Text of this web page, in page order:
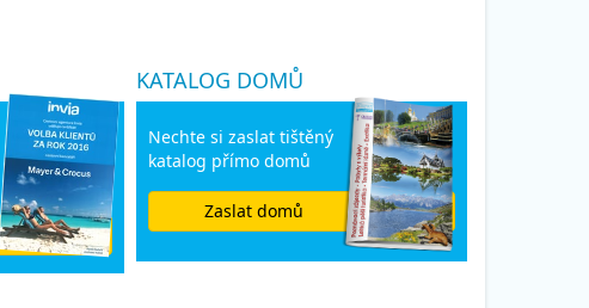
KATALOG DOMŮ
Nechte si zaslat tištěný
katalog přímo domů
Zaslat domů